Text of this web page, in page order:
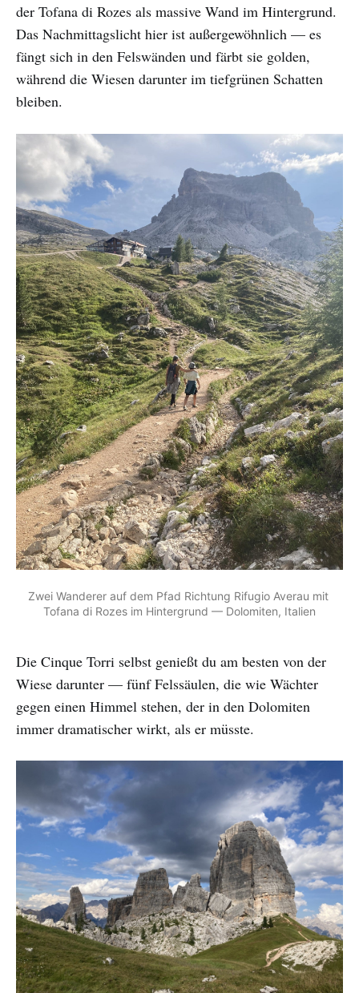
der Tofana di Rozes als massive Wand im Hintergrund.
Das Nachmittagslicht hier ist außergewöhnlich — es
fängt sich in den Felswänden und färbt sie golden,
während die Wiesen darunter im tiefgrünen Schatten
bleiben.
Zwei Wanderer auf dem Pfad Richtung Rifugio Averau mit
Tofana di Rozes im Hintergrund — Dolomiten, Italien
Die Cinque Torri selbst genießt du am besten von der
Wiese darunter — fünf Felssäulen, die wie Wächter
gegen einen Himmel stehen, der in den Dolomiten
immer dramatischer wirkt, als er müsste.